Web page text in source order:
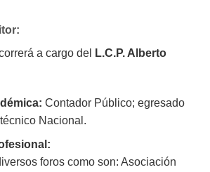
a cargo del
L.C.P. Alberto
Contador Público; egresado
Nacional.
foros como son: Asociación